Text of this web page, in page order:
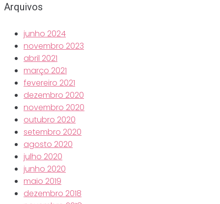
Arquivos
junho 2024
novembro 2023
abril 2021
março 2021
fevereiro 2021
dezembro 2020
novembro 2020
outubro 2020
setembro 2020
agosto 2020
julho 2020
junho 2020
maio 2019
dezembro 2018